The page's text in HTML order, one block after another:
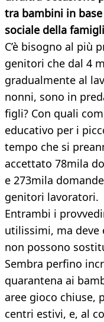
tra bambini in
sociale della
C’è bisogno al più
genitori che dal 4
gradualmente al
nonni, sono in
figli? Con quali
educativo per i
tempo che si
accettato 78mila
e 273mila
genitori lavoratori.
Entrambi i
utilissimi, ma deve
non possono
Sembra perfino
quarantena ai
aree gioco chiuse,
centri estivi, e, al